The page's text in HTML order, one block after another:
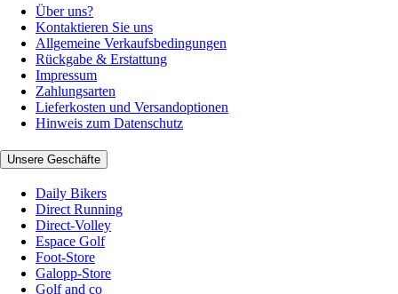
Über uns?
Kontaktieren Sie uns
Allgemeine Verkaufsbedingungen
Rückgabe & Erstattung
Impressum
Zahlungsarten
Lieferkosten und Versandoptionen
Hinweis zum Datenschutz
Unsere Geschäfte
Daily Bikers
Direct Running
Direct-Volley
Espace Golf
Foot-Store
Galopp-Store
Golf and co